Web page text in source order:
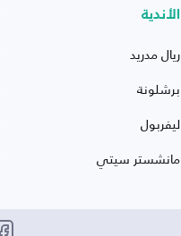
الأندية
ريال مدريد
برشلونة
ليفربول
مانشستر سيتي